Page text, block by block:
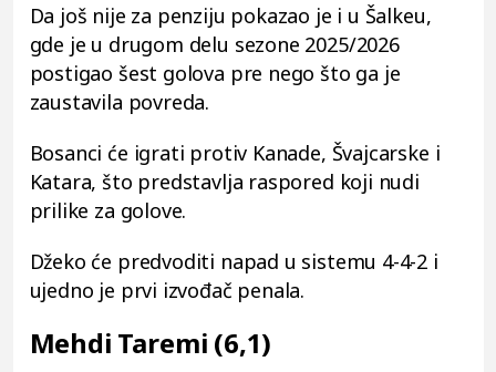
Da još nije za penziju pokazao je i u Šalkeu,
gde je u drugom delu sezone 2025/2026
postigao šest golova pre nego što ga je
zaustavila povreda.
Bosanci će igrati protiv Kanade, Švajcarske i
Katara, što predstavlja raspored koji nudi
prilike za golove.
Džeko će predvoditi napad u sistemu 4-4-2 i
ujedno je prvi izvođač penala.
Mehdi Taremi (6,1)